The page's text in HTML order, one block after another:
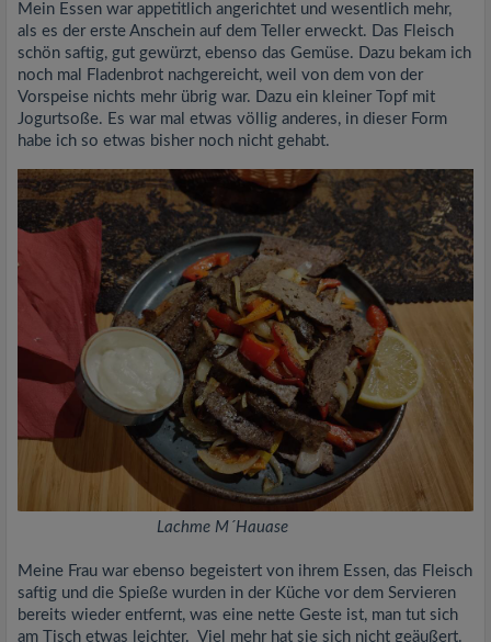
Mein Essen war appetitlich angerichtet und wesentlich mehr,
als es der erste Anschein auf dem Teller erweckt. Das Fleisch
schön saftig, gut gewürzt, ebenso das Gemüse. Dazu bekam ich
noch mal Fladenbrot nachgereicht, weil von dem von der
Vorspeise nichts mehr übrig war. Dazu ein kleiner Topf mit
Jogurtsoße. Es war mal etwas völlig anderes, in dieser Form
habe ich so etwas bisher noch nicht gehabt.
Lachme M´Hauase
Meine Frau war ebenso begeistert von ihrem Essen, das Fleisch
saftig und die Spieße wurden in der Küche vor dem Servieren
bereits wieder entfernt, was eine nette Geste ist, man tut sich
am Tisch etwas leichter. Viel mehr hat sie sich nicht geäußert.